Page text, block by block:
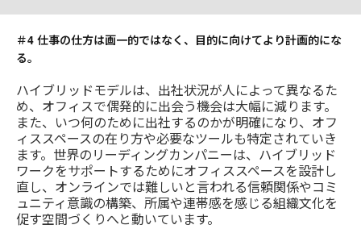
＃4 仕事の仕方は画一的ではなく、目的に向けてより計画的にな
る。
ハイブリッドモデルは、出社状況が人によって異なるた
め、オフィスで偶発的に出会う機会は大幅に減ります。
また、いつ何のために出社するのかが明確になり、オフ
ィススペースの在り方や必要なツールも特定されていき
ます。世界のリーディングカンパニーは、ハイブリッド
ワークをサポートするためにオフィススペースを設計し
直し、オンラインでは難しいと言われる信頼関係やコミ
ュニティ意識の構築、所属や連帯感を感じる組織文化を
促す空間づくりへと動いています。